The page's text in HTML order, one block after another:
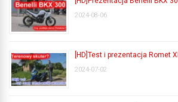
2024-08-06
[HD]Test i prezentacja Romet
2024-07-02